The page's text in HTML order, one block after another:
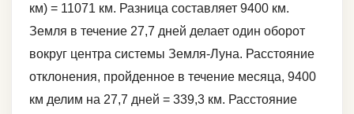
км) = 11071 км. Разница составляет 9400 км.
Земля в течение 27,7 дней делает один оборот
вокруг центра системы Земля-Луна. Расстояние
отклонения, пройденное в течение месяца, 9400
км делим на 27,7 дней = 339,3 км. Расстояние